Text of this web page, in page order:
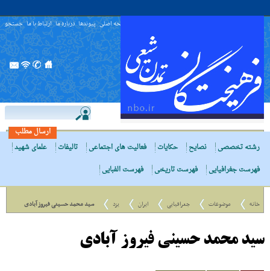
صفحه اصلی پیوندها درباره ما ارتباط با ما جستجو
ارسال مطلب
رشته تخصصی
نصایح حکایات فعالیت های اجتماعی تالیفات
علمای شهید
فهرست جغرافیایی
فهرست تاریخی فهرست الفبایی
خانه موضوعات جغرافیایی ایران یزد سید محمد حسینی فیروز آبادی
سید محمد حسینی فیروز آبادی